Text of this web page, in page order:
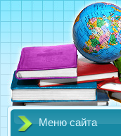
Меню сайта